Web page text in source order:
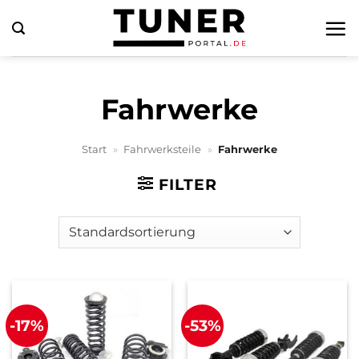
Inhalt
springen
Fahrwerke
Start » Fahrwerksteile » Fahrwerke
FILTER
-17% -53%